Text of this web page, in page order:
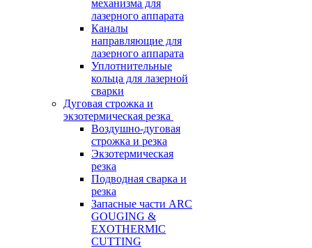
механизма для
лазерного аппарата
Каналы
направляющие для
лазерного аппарата
Уплотнительные
кольца для лазерной
сварки
Дуговая строжка и
экзотермическая резка
Воздушно-дуговая
строжка и резка
Экзотермическая
резка
Подводная сварка и
резка
Запасные части ARC
GOUGING &
EXOTHERMIC
CUTTING